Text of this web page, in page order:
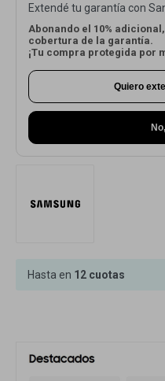
Extendé tu garantía con
Abonando el 10%
cobertura de la garantía.
¡Tu compra protegida por
Quiero
Hasta en 12 cuotas
Cuenta